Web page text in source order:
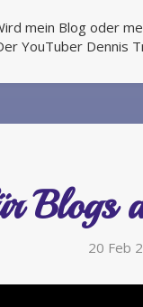
mein Blog oder
YouTuber Dennis
Blogs
20 Feb